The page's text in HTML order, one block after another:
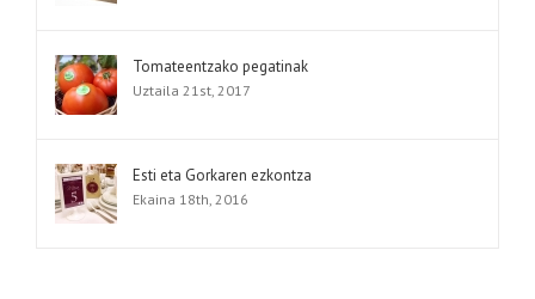
Tomateentzako pegatinak
Uztaila 21st, 2017
Esti eta Gorkaren ezkontza
Ekaina 18th, 2016